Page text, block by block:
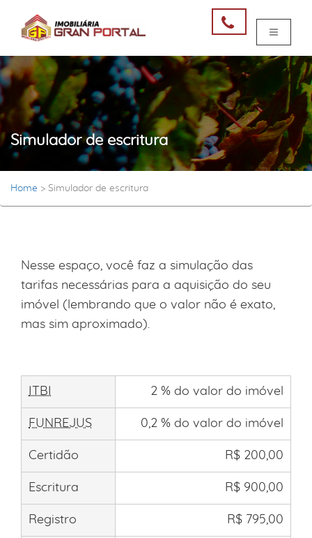
Simulador de escritura
Home > Simulador de escritura
Nesse espaço, você faz a simulação das
tarifas necessárias para a aquisição do seu
imóvel (lembrando que o valor não é exato,
mas sim aproximado).
ITBI 2 % do valor do imóvel
FUNREJUS 0,2 % do valor do imóvel
Certidão R$ 200,00
Escritura R$ 900,00
Registro R$ 795,00